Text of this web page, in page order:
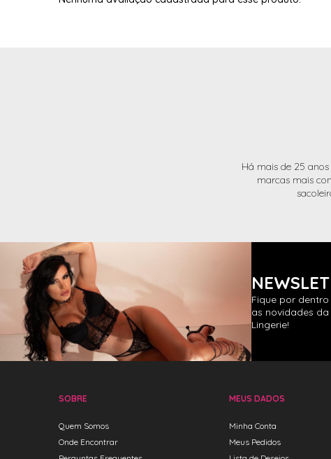
Há mais de 25
marcas mais
Fique por
as novidades da
Lingerie!
SOBRE
Quem Somos
Onde Encontrar
MEUS DADOS
Minha Conta
Meus Pedidos